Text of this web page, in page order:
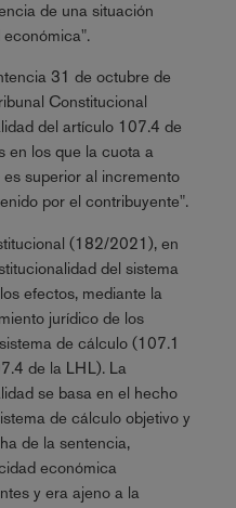
de una situación
económica".
31 de octubre de
Constitucional
del artículo 107.4 de
en los que la cuota a
superior al incremento
por el contribuyente".
(182/2021), en
del sistema
efectos, mediante la
jurídico de los
de cálculo (107.1
de la LHL). La
se basa en el hecho
de cálculo objetivo y
de la sentencia,
económica
y era ajeno a la